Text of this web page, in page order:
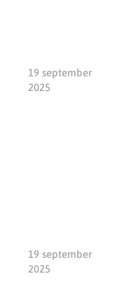
19 september
2025
19 september
2025